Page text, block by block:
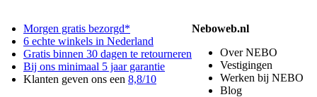
Morgen gratis bezorgd*
6 echte winkels in Nederland
Gratis binnen 30 dagen te retourneren
Bij ons minimaal 5 jaar garantie
Klanten geven ons een 8,8/10
Neboweb.nl
Over NEBO
Vestigingen
Werken bij NEBO
Blog